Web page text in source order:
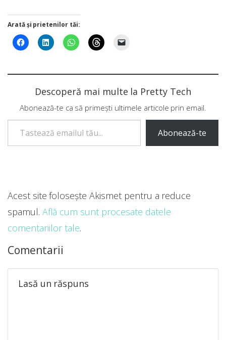
Arată și prietenilor tăi:
Descoperă mai multe la Pretty Tech
Abonează-te ca să primești ultimele articole prin email.
Tastează emailul tău...
Abonează-te
Comentarii
Lasă un răspuns
Acest site folosește Akismet pentru a reduce
spamul. Află cum sunt procesate datele
comentariilor tale.